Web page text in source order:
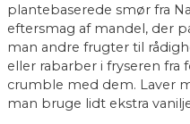
plantebaserede smør fra
eftersmag af mandel, der
man andre frugter til
eller rabarber i fryseren fra
crumble med dem. Laver
man bruge lidt ekstra